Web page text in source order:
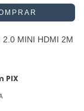
2.0 MINI HDMI 2M
PIX